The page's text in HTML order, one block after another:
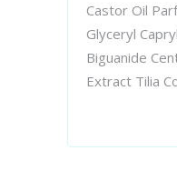
Castor Oil
Glyceryl
Biguanide
Extract Tilia